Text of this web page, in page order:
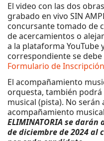
El video con las dos
grabado en vivo SIN
concursante tomado de
de acercamientos o
a la plataforma YouTube
correspondiente se
Formulario de Inscripción
El acompañamiento
orquesta, también
musical (pista). No
acompañamiento
ELIMINATORIA se
de diciembre de 2024 al